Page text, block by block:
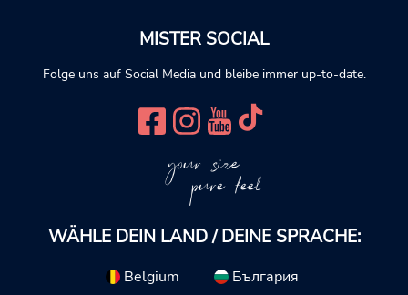
MISTER SOCIAL
Folge uns auf Social Media und bleibe immer up-to-date.
your size
pure feel
WÄHLE DEIN LAND / DEINE SPRACHE:
Belgium
България